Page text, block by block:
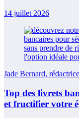
14 juillet 2026
Jade Bernard,
Top des livrets
et fructifier votre